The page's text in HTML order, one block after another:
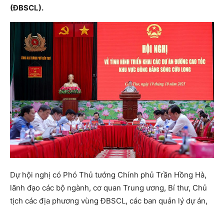
(ĐBSCL).
Dự hội nghị có Phó Thủ tướng Chính phủ Trần Hồng Hà,
lãnh đạo các bộ ngành, cơ quan Trung ương, Bí thư, Chủ
tịch các địa phương vùng ĐBSCL, các ban quản lý dự án,